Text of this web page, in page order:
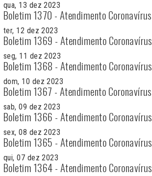
qua, 13 dez 2023
Boletim 1370 - Atendimento Coronavírus
ter, 12 dez 2023
Boletim 1369 - Atendimento Coronavírus
seg, 11 dez 2023
Boletim 1368 - Atendimento Coronavírus
dom, 10 dez 2023
Boletim 1367 - Atendimento Coronavírus
sab, 09 dez 2023
Boletim 1366 - Atendimento Coronavírus
sex, 08 dez 2023
Boletim 1365 - Atendimento Coronavírus
qui, 07 dez 2023
Boletim 1364 - Atendimento Coronavírus